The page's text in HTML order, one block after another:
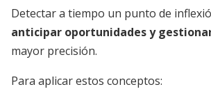
Detectar a tiempo un punto de
anticipar oportunidades y
mayor precisión.
Para aplicar estos conceptos: